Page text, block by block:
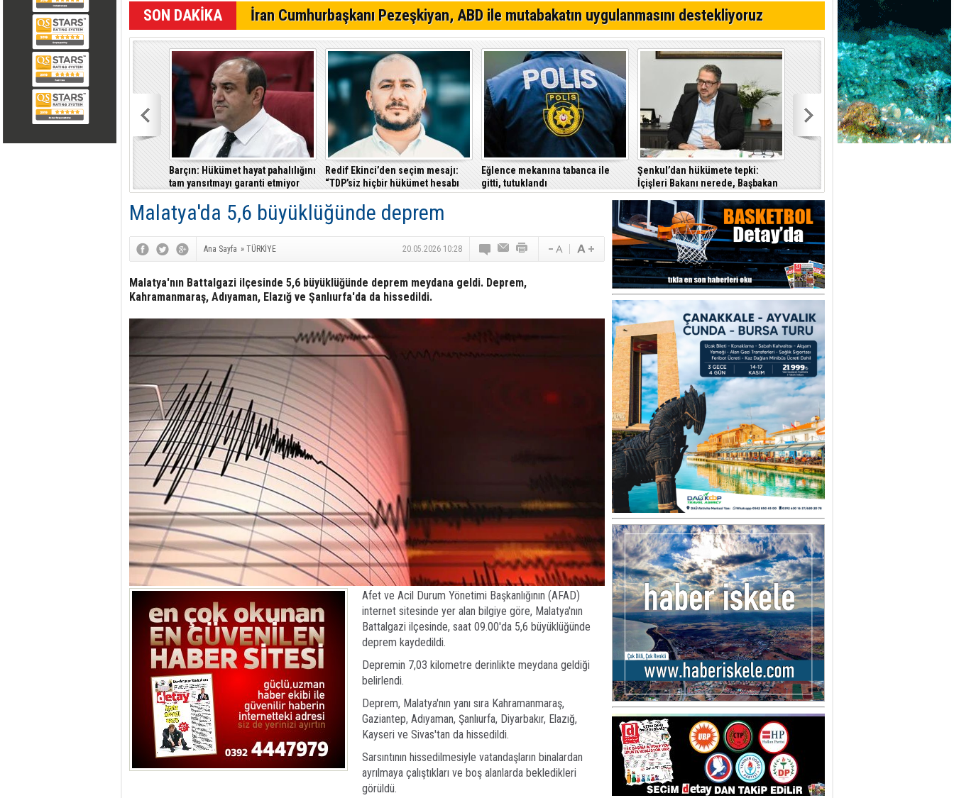
Dağ yolu pazar günü trafiğe kapatılacak
Badminton'da Nehir Deniz Türkiye ikincisi oldu
SON DAKİKA İran Cumhurbaşkanı Pezeşkiyan, ABD ile mutabakatın uygulanmasını destekliyoruz
Barçın: Hükümet hayat pahalılığını
tam yansıtmayı garanti etmiyor
Redif Ekinci’den seçim mesajı:
“TDP’siz hiçbir hükümet hesabı
tutmayacak”
Eğlence mekanına tabanca ile
gitti, tutuklandı
Şenkul’dan hükümete tepki:
İçişleri Bakanı nerede, Başbakan
nerede?
Malatya'da 5,6 büyüklüğünde deprem
Ana Sayfa » TÜRKİYE 20.05.2026 10:28
Malatya'nın Battalgazi ilçesinde 5,6 büyüklüğünde deprem meydana geldi. Deprem,
Kahramanmaraş, Adıyaman, Elazığ ve Şanlıurfa'da da hissedildi.
Afet ve Acil Durum Yönetimi Başkanlığının (AFAD)
internet sitesinde yer alan bilgiye göre, Malatya'nın
Battalgazi ilçesinde, saat 09.00'da 5,6 büyüklüğünde
deprem kaydedildi.
Depremin 7,03 kilometre derinlikte meydana geldiği
belirlendi.
Deprem, Malatya'nın yanı sıra Kahramanmaraş,
Gaziantep, Adıyaman, Şanlıurfa, Diyarbakır, Elazığ,
Kayseri ve Sivas'tan da hissedildi.
Sarsıntının hissedilmesiyle vatandaşların binalardan
ayrılmaya çalıştıkları ve boş alanlarda bekledikleri
görüldü.